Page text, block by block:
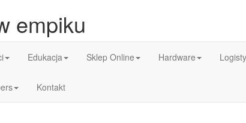
empiku
Edukacja Sklep Online Hardware
Kontakt